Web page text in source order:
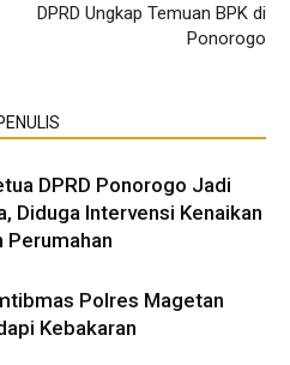
DPRD Ungkap Temuan BPK di
Ponorogo
DPRD Ponorogo Jadi
Diduga Intervensi Kenaikan
Perumahan
Polres Magetan
Kebakaran